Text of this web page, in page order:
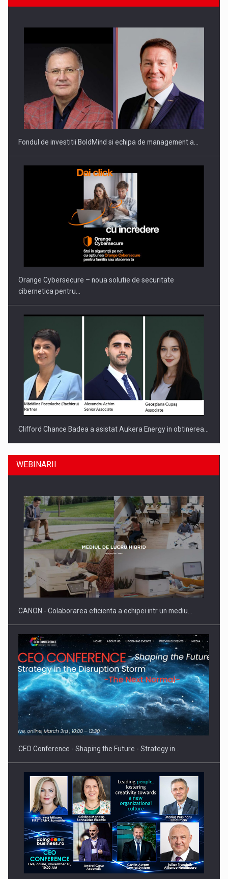
Fondul de investitii BoldMind si echipa de management a…
Orange Cybersecure – noua solutie de securitate
cibernetica pentru…
Clifford Chance Badea a asistat Aukera Energy in obtinerea…
SAPTE PERSONALITATI DIN MEDIUL DE AFACERI, ACADEMIC
SI INSTITUTIONAL…
Hard Enduro Piatra Craiului 2026, fueled by benzinariile RO…
WEBINARII
CANON - Colaborarea eficienta a echipei intr un mediu…
CEO Conference - Shaping the Future - Strategy in…